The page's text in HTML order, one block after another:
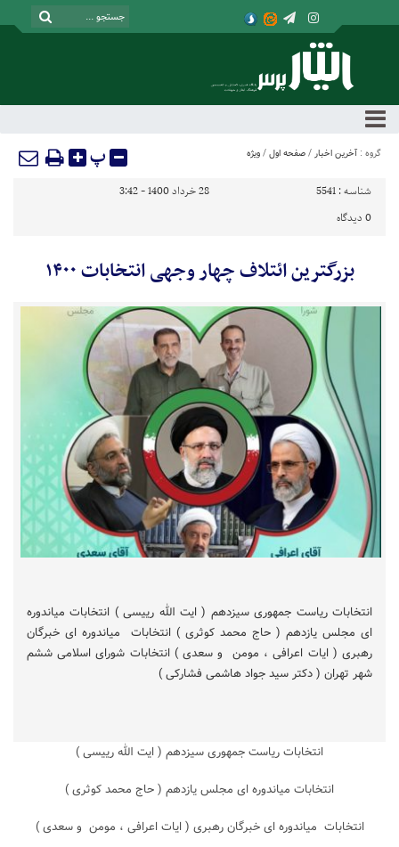
گروه : آخرین اخبار / صفحه اول / ویژه پ
شناسه : 5541
28 خرداد 1400 - 3:42
0 دیدگاه
بزرگترین ائتلاف چهار وجهی انتخابات ۱۴۰۰
انتخابات ریاست جمهوری سیزدهم ( ایت الله رییسی ) انتخابات میاندوره
ای مجلس یازدهم ( حاج محمد کوثری ) انتخابات میاندوره ای خبرگان
رهبری ( ایات اعرافی ، مومن و سعدی ) انتخابات شورای اسلامی ششم
شهر تهران ( دکتر سید جواد هاشمی فشارکی )
انتخابات ریاست جمهوری سیزدهم ( ایت الله رییسی )
انتخابات میاندوره ای مجلس یازدهم ( حاج محمد کوثری )
انتخابات میاندوره ای خبرگان رهبری ( ایات اعرافی ، مومن و سعدی )